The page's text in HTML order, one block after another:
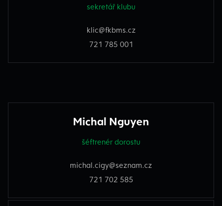
sekretář klubu
klic@fkbms.cz
721 785 001
Michal Nguyen
šéftrenér dorostu
michal.cigy@seznam.cz
721 702 585